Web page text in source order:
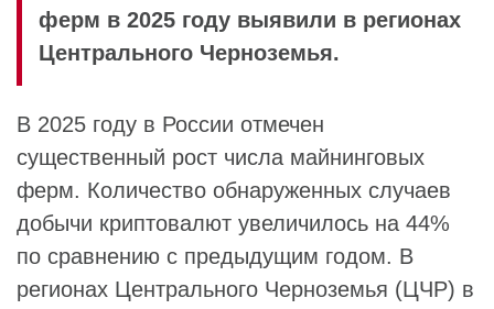
ферм в 2025 году выявили в регионах
Центрального Черноземья.
В 2025 году в России отмечен
существенный рост числа майнинговых
ферм. Количество обнаруженных случаев
добычи криптовалют увеличилось на 44%
по сравнению с предыдущим годом. В
регионах Центрального Черноземья (ЦЧР) в